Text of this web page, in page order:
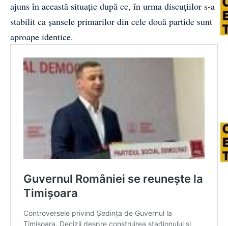
ajuns în această situație după ce, în urma discuțiilor s-a
stabilit ca șansele primarilor din cele două partide sunt
aproape identice.